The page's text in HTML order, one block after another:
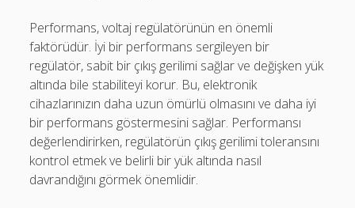
Performans, voltaj regülatörünün en önemli
faktörüdür. İyi bir performans sergileyen bir
regülatör, sabit bir çıkış gerilimi sağlar ve değişken yük
altında bile stabiliteyi korur. Bu, elektronik
cihazlarınızın daha uzun ömürlü olmasını ve daha iyi
bir performans göstermesini sağlar. Performansı
değerlendirirken, regülatörün çıkış gerilimi toleransını
kontrol etmek ve belirli bir yük altında nasıl
davrandığını görmek önemlidir.